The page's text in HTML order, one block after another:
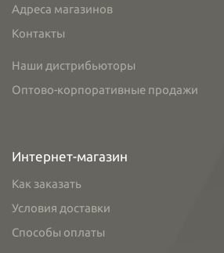
Адреса магазинов
Контакты
Наши дистрибьюторы
Оптово-корпоративные продажи
Интернет-магазин
Как заказать
Условия доставки
Способы оплаты